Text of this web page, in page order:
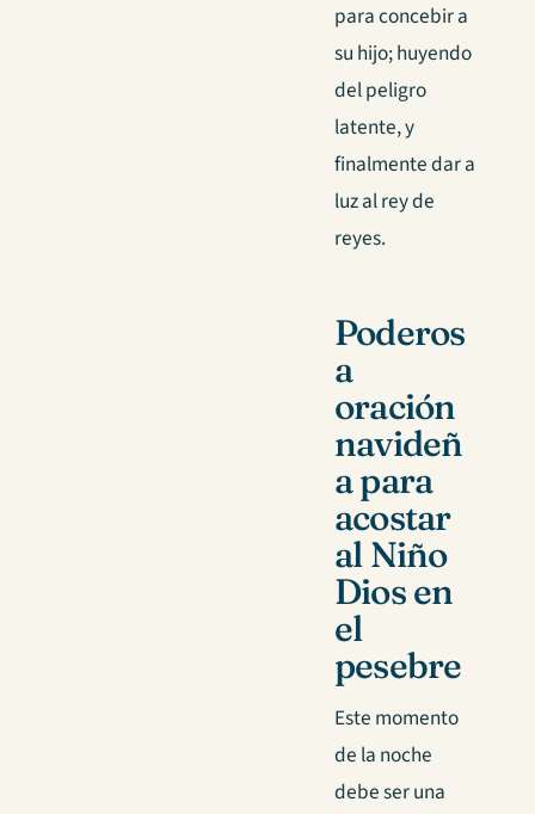
para concebir a
su hijo; huyendo
del peligro
latente, y
finalmente dar a
luz al rey de
reyes.
Poderos
a
oración
navideñ
a para
acostar
al Niño
Dios en
el
pesebre
Este momento
de la noche
debe ser una